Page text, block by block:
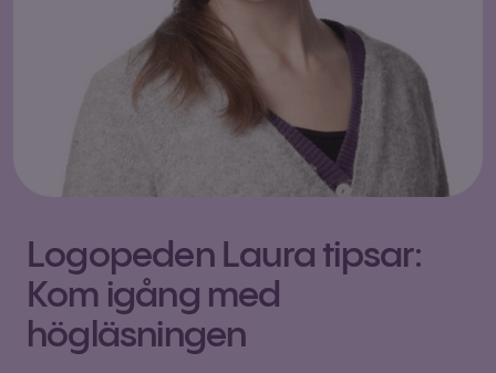
Logopeden Laura tipsar:
Kom igång med
högläsningen